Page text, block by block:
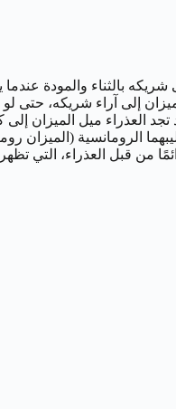
بالثناء والمودة عندما
إلى آراء شريكه، حتى
العذراء ميل الميزان
الرومانسية
دائمًا من قبل العذراء،